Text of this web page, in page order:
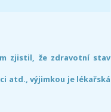
zjistil, že zdravotní stav
atd., výjimkou je lékařská